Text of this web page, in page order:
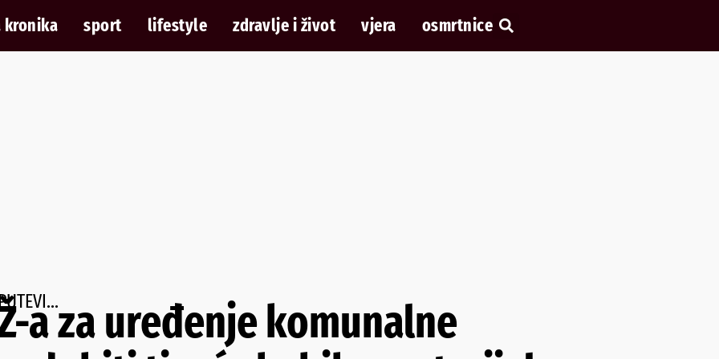
kronika sport lifestyle zdravlje i život vjera osmrtnice
a za uređenje komunalne